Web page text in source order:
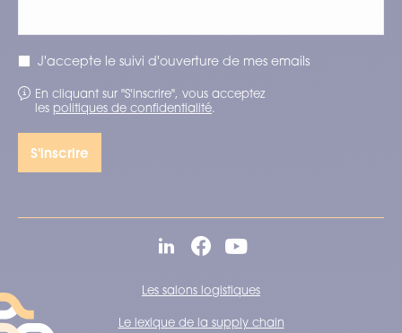
J'accepte le suivi d'ouverture de mes emails
En cliquant sur "S'inscrire", vous acceptez
les politiques de confidentialité.
Les salons logistiques
Le lexique de la supply chain